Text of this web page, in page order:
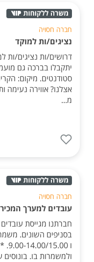
חברה חסויה
נציגים/ות למוקד
דרושים/ות נציגים/ות
יתקבלו בברכה גם
סטודנטים. מיקום:
אצלנו? אווירה נעימה
מ...
חברה חסויה
עובדים למערך
חברתנו מגייסת
ו
ולמשמרות בו.